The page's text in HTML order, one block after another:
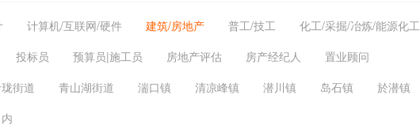
计算机/互联网/硬件 建筑/房地产 普工/技工
化工/采掘/冶炼/能源化工
市场销售 电商/淘宝/抖音 百货零售
餐饮/休闲/娱乐/旅游
设备 咨询顾问 电子通讯 翻译法律 轻工工艺
影视传媒
投标员 预算员|施工员 房地产评估 房产经纪人
置业顾问
管道（水、电） 给排水/供水（电）工程
路桥技术/隧道工程
街道 青山湖街道 湍口镇 清凉峰镇 潜川镇 岛石镇
於潜镇
镇